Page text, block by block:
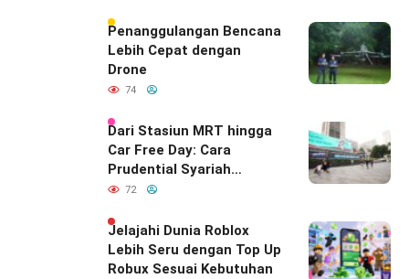
Hubungan Indonesia–
India
Penanggulangan Bencana
Lebih Cepat dengan
Drone
74
Dari Stasiun MRT hingga
Car Free Day: Cara
Prudential Syariah
Merayakan yang Nomor
Indonesia
72
Jelajahi Dunia Roblox
Lebih Seru dengan Top Up
Robux Sesuai Kebutuhan